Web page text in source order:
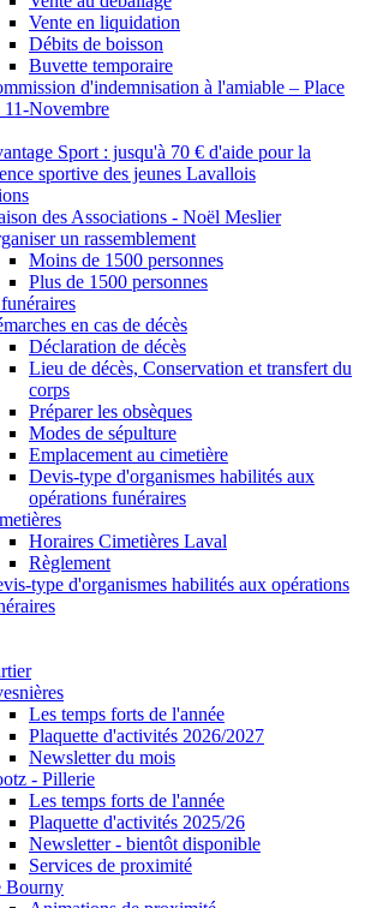
Vente en liquidation
Débits de boisson
Buvette temporaire
d'indemnisation à l'amiable – Place
11-Novembre
Sport : jusqu'à 70 € d'aide pour la
sportive des jeunes Lavallois
des Associations - Noël Meslier
un rassemblement
Moins de 1500 personnes
Plus de 1500 personnes
en cas de décès
Déclaration de décès
Lieu de décès, Conservation et transfert du
corps
Préparer les obsèques
Modes de sépulture
Emplacement au cimetière
Devis-type d'organismes habilités aux
opérations funéraires
Horaires Cimetières Laval
Règlement
type d'organismes habilités aux opérations
Les temps forts de l'année
Plaquette d'activités 2026/2027
Newsletter du mois
- Pillerie
Les temps forts de l'année
Plaquette d'activités 2025/26
Newsletter - bientôt disponible
Services de proximité
Bourny